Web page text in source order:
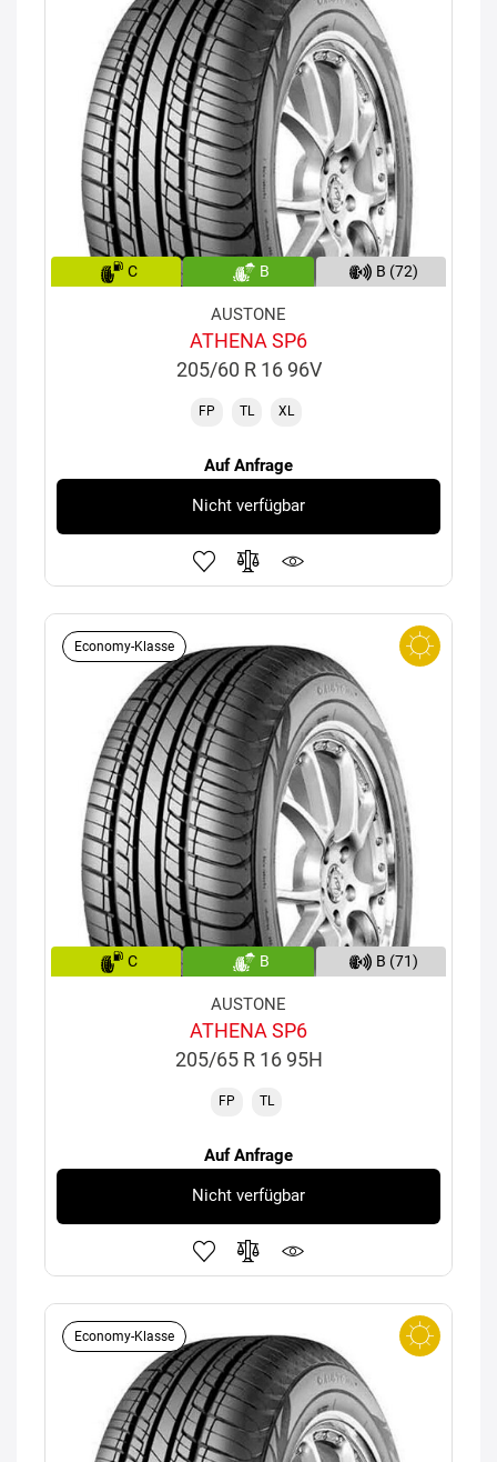
C B B (72)
AUSTONE
ATHENA SP6
205/60 R 16 96V
FP TL XL
Auf Anfrage
Nicht verfügbar
Economy-Klasse
C B B (71)
AUSTONE
ATHENA SP6
205/65 R 16 95H
FP TL
Auf Anfrage
Nicht verfügbar
Economy-Klasse